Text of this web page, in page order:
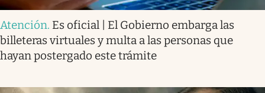
Atención. Es oficial | El Gobierno embarga las
billeteras virtuales y multa a las personas que
hayan postergado este trámite